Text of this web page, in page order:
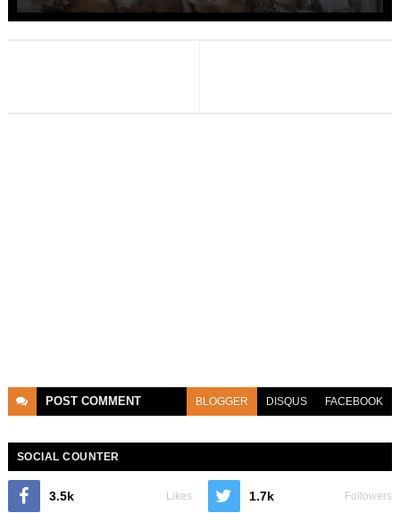
POST COMMENT BLOGGER DISQUS FACEBOOK
SOCIAL COUNTER
3.5k Likes 1.7k Followers